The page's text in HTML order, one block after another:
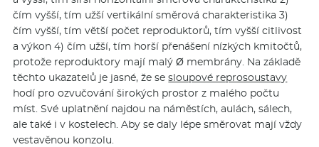
čím vyšší, tím užší vertikální směrová charakteristika 3)
čím vyšší, tím větší počet reproduktorů, tím vyšší citlivost
a výkon 4) čím užší, tím horší přenášení nízkých kmitočtů,
protože reproduktory mají malý Ø membrány. Na základě
těchto ukazatelů je jasné, že sesloupové reprosoustavy
hodí pro ozvučování širokých prostor z malého počtu
míst. Své uplatnění najdou na náměstích, aulách, sálech,
ale také i v kostelech. Aby se daly lépe směrovat mají vždy
vestavěnou konzolu.